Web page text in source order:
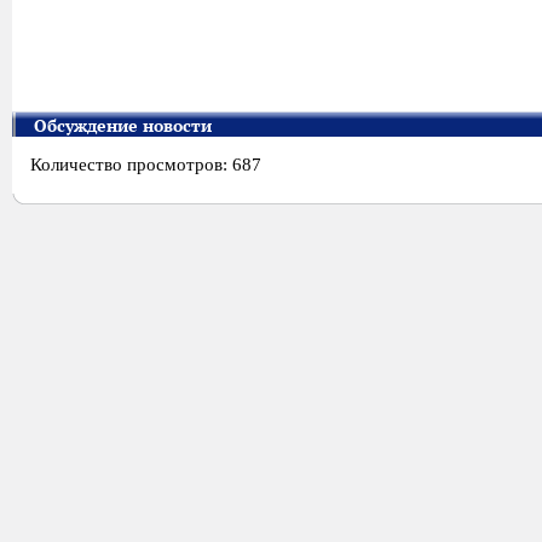
Обсуждение новости
Количество просмотров: 687